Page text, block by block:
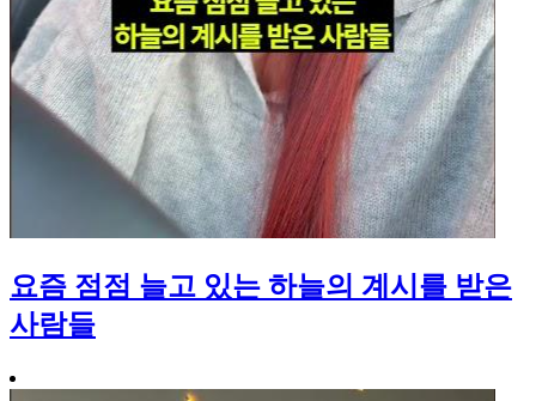
요즘 점점 늘고 있는 하늘의 계시를 받은
사람들